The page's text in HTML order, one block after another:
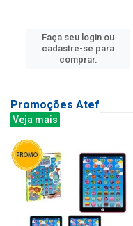
Faça seu login ou
cadastre-se para
comprar.
Promoções Atef
Veja mais